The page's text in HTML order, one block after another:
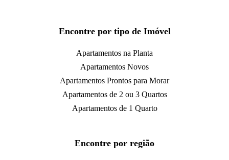
Encontre por tipo de Imóvel
Apartamentos na Planta
Apartamentos Novos
Apartamentos Prontos para Morar
Apartamentos de 2 ou 3 Quartos
Apartamentos de 1 Quarto
Encontre por região